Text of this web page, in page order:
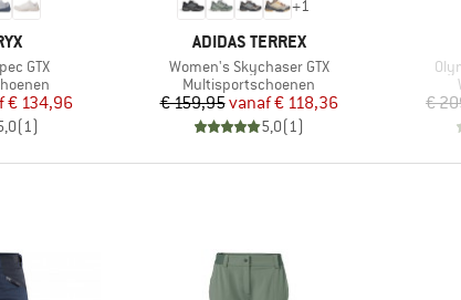
GTX
prijs
€ 134,96
(1)
+1
MERK
ADIDAS TERREX
Artikel
Women's Skychaser GTX
Productgroep
Multisportschoenen
Prijs
€ 159,95 Verlaagde prijs
vanaf€ 118,36
5,0(1)
€